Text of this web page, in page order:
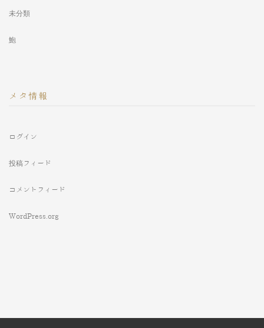
未分類
鮑
メタ情報
ログイン
投稿フィード
コメントフィード
WordPress.org